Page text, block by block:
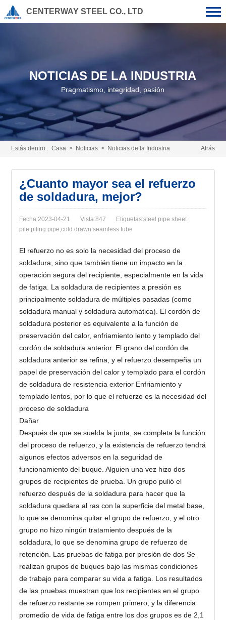
CENTERWAY STEEL CO., LTD
NOTICIAS DE LA INDUSTRIA
Pragmatismo, integridad, pasión
Atrás
Estás dentro :Casa > Noticias > Noticias de la Industria
¿Cuanto mayor sea el refuerzo
de soldadura, mejor?
Fecha:2023-04-21 Vista:847
Etiquetas:steel pipe sheet
pile,piling pipe,cold drawn seamless tube
El refuerzo no es solo la necesidad del proceso de
soldadura, sino que también tiene un impacto en la
operación segura del recipiente, especialmente en la vida
de fatiga. La soldadura de recipientes a presión es
principalmente soldadura de múltiples pasadas (como
soldadura manual y soldadura automática). El cordón de
soldadura posterior es equivalente a la función de
preservación del calor, enfriamiento lento y templado del
cordón de soldadura anterior. El grano del cordón de
soldadura anterior se refina, y el refuerzo desempeña un
papel de preservación del calor y templado para el cordón
de soldadura de resistencia exterior Enfriamiento y
templado lentos, por lo que el refuerzo es la necesidad del
proceso de soldadura
Dañar
Después de que se suelda la junta, se completa la función
del proceso de refuerzo, y la existencia de refuerzo tendrá
algunos efectos adversos en la seguridad de
funcionamiento del buque. Alguien una vez hizo dos
grupos de recipientes de prueba. Un grupo pulió el
refuerzo después de la soldadura para hacer que la
soldadura quedara al ras con la superficie del metal base,
lo que se denomina quitar el grupo de refuerzo, y el otro
grupo no hizo ningún tratamiento después de la
soldadura, lo que se denomina grupo de refuerzo de
retención. Las pruebas de fatiga por presión de dos Se
realizan grupos de buques bajo las mismas condiciones
de trabajo para comparar su vida a fatiga. Los resultados
de las pruebas muestran que los recipientes en el grupo
de refuerzo restante se rompen primero, y la diferencia
promedio de vida de fatiga entre los dos grupos es de 2,1